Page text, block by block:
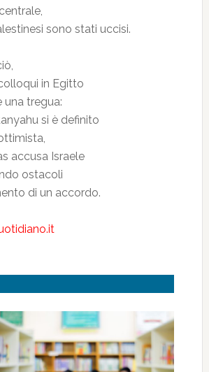
sono stati uccisi.
in Egitto
una tregua:
si è definito
accusa Israele
ostacoli
di un accordo.